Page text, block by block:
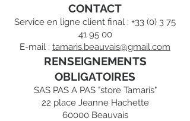
CONTACT
Service en ligne client final : +33 (0) 3 75
41 95 00
E-mail : tamaris.beauvais@gmail.com
RENSEIGNEMENTS
OBLIGATOIRES
SAS PAS A PAS "store Tamaris"
22 place Jeanne Hachette
60000 Beauvais